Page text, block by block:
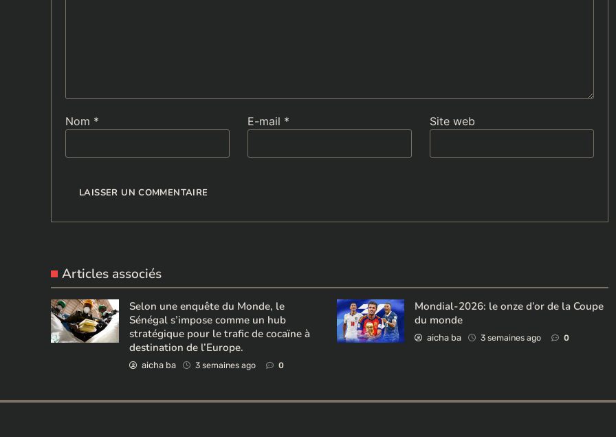
Nom * E-mail * Site web
Articles associés
Selon une enquête du Monde, le
Sénégal s’impose comme un hub
stratégique pour le trafic de cocaïne à
destination de l’Europe.
aicha ba 3 semaines ago 0
Mondial-2026: le onze d’or de la Coupe
du monde
aicha ba 3 semaines ago 0